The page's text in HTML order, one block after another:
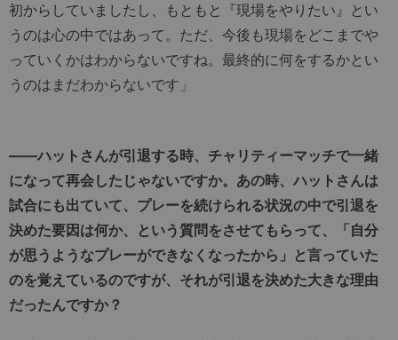
初からしていましたし、もともと『現場をやりたい』とい
うのは心の中ではあって。ただ、今後も現場をどこまでや
っていくかはわからないですね。最終的に何をするかとい
うのはまだわからないです」
――ハットさんが引退する時、チャリティーマッチで一緒
になって再会したじゃないですか。あの時、ハットさんは
試合にも出ていて、プレーを続けられる状況の中で引退を
決めた要因は何か、という質問をさせてもらって、「自分
が思うようなプレーができなくなったから」と言っていた
のを覚えているのですが、それが引退を決めた大きな理由
だったんですか？